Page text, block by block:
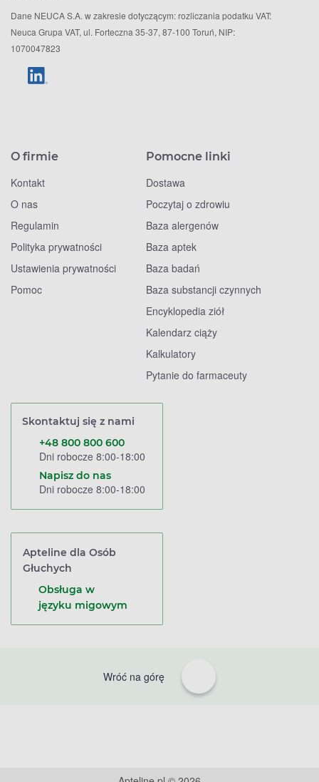
Dane NEUCA S.A. w zakresie dotyczącym: rozliczania podatku VAT:
Neuca Grupa VAT, ul. Forteczna 35-37, 87-100 Toruń, NIP:
1070047823
O firmie
Kontakt
O nas
Regulamin
Polityka prywatności
Ustawienia prywatności
Pomoc
Pomocne linki
Dostawa
Poczytaj o zdrowiu
Baza alergenów
Baza aptek
Baza badań
Baza substancji czynnych
Encyklopedia ziół
Kalendarz ciąży
Kalkulatory
Pytanie do farmaceuty
Skontaktuj się z nami
+48 800 800 600
Dni robocze 8:00-18:00
Napisz do nas
Dni robocze 8:00-18:00
Apteline dla Osób
Głuchych
Obsługa w
języku migowym
Wróć na górę